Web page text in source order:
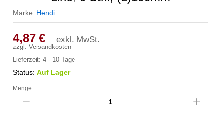
Marke: Hendi
4,87€ exkl. MwSt.
zzgl.Versandkosten
Lieferzeit:4 - 10 Tage
Status: Auf Lager
Eisbecherlöffel
6
Menge: